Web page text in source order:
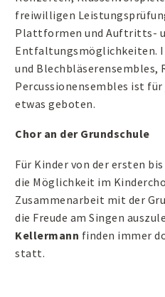
freiwilligen
Plattformen und Auftritts-
Entfaltungsmöglichkeiten.
und Blechbläserensembles,
Percussionensembles ist
etwas geboten.
Chor an der Grundschule
Für Kinder von der ersten
die Möglichkeit im
Zusammenarbeit mit der
die Freude am Singen
Kellermann finden immer
statt.